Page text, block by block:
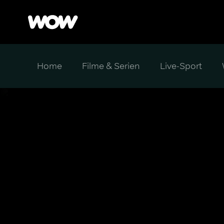
Home Filme & Serien Live-Sport